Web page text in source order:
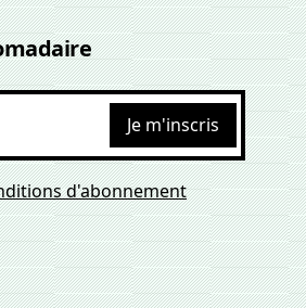
Je m'inscris
d'abonnement